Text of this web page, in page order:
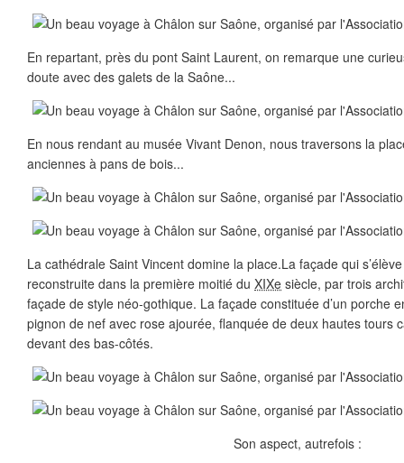
En repartant, près du pont Saint Laurent, on remarque une
doute avec des galets de la Saône...
En nous rendant au musée Vivant Denon, nous traversons la
anciennes à pans de bois...
La cathédrale Saint Vincent domine la place.La façade qui
reconstruite dans la première moitié du XIXe siècle, par trois
façade de style néo-gothique. La façade constituée d’un porche
pignon de nef avec rose ajourée, flanquée de deux hautes tours
devant des bas-côtés.
Son aspect, autrefois :